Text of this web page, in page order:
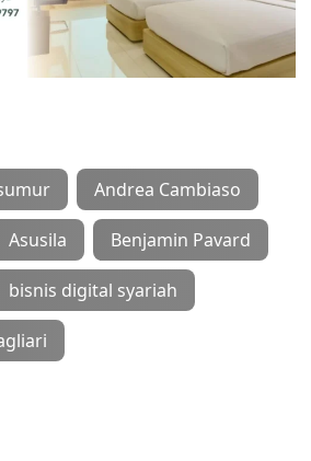
Andrea Cambiaso
Asusila Benjamin Pavard
bisnis digital syariah